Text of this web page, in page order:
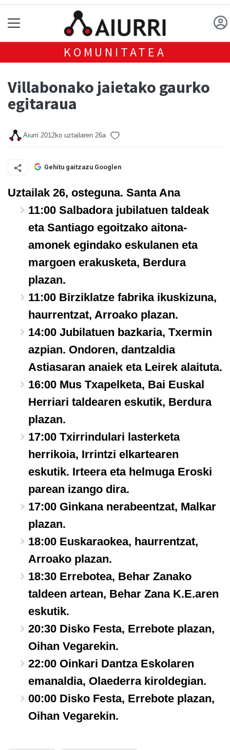
KOMUNITATEA
Villabonako jaietako gaurko
egitaraua
Aiurri 2012ko uztailaren 26a
Gehitu gaitzazu Googlen
Uztailak 26, osteguna. Santa Ana
11:00 Salbadora jubilatuen taldeak
eta Santiago egoitzako aitona-
amonek egindako eskulanen eta
margoen erakusketa, Berdura
plazan.
11:00 Birziklatze fabrika ikuskizuna,
haurrentzat, Arroako plazan.
14:00 Jubilatuen bazkaria, Txermin
azpian. Ondoren, dantzaldia
Astiasaran anaiek eta Leirek alaituta.
16:00 Mus Txapelketa, Bai Euskal
Herriari taldearen eskutik, Berdura
plazan.
17:00 Txirrindulari lasterketa
herrikoia, Irrintzi elkartearen
eskutik. Irteera eta helmuga Eroski
parean izango dira.
17:00 Ginkana nerabeentzat, Malkar
plazan.
18:00 Euskaraokea, haurrentzat,
Arroako plazan.
18:30 Errebotea, Behar Zanako
taldeen artean, Behar Zana K.E.aren
eskutik.
20:30 Disko Festa, Errebote plazan,
Oihan Vegarekin.
22:00 Oinkari Dantza Eskolaren
emanaldia, Olaederra kiroldegian.
00:00 Disko Festa, Errebote plazan,
Oihan Vegarekin.